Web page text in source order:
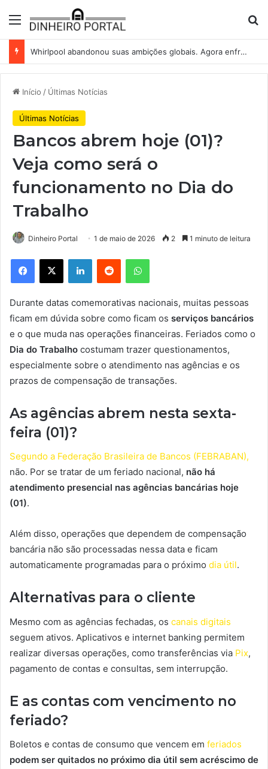
Menu
Whirlpool abandonou suas ambições globais. Agora enfrenta um mundo de dificuldades
Início / Últimas Notícias
Últimas Notícias
Bancos abrem hoje (01)?
Veja como será o
funcionamento no Dia do
Trabalho
Dinheiro Portal 1 de maio de 2026 2 1 minuto de leitura
Facebook
X LinkedinReddit WhatsApp
Durante datas comemorativas nacionais, muitas pessoas
ficam em dúvida sobre como ficam os serviços bancários
e o que muda nas operações financeiras. Feriados como o
Dia do Trabalho costumam trazer questionamentos,
especialmente sobre o atendimento nas agências e os
prazos de compensação de transações.
As agências abrem nesta sexta-
feira (01)?
Segundo a Federação Brasileira de Bancos (FEBRABAN),
não. Por se tratar de um feriado nacional, não há
atendimento presencial nas agências bancárias hoje
(01).
Além disso, operações que dependem de compensação
bancária não são processadas nessa data e ficam
automaticamente programadas para o próximo dia útil.
Alternativas para o cliente
Mesmo com as agências fechadas, os canais digitais
seguem ativos. Aplicativos e internet banking permitem
realizar diversas operações, como transferências via Pix,
pagamento de contas e consultas, sem interrupção.
E as contas com vencimento no
feriado?
Boletos e contas de consumo que vencem em feriados
podem ser quitados no próximo dia útil sem acréscimo de